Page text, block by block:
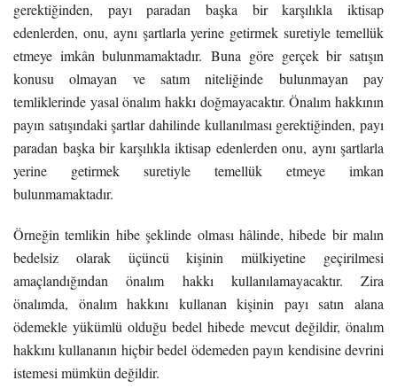
gerektiğinden, payı paradan başka bir karşılıkla iktisap
edenlerden, onu, aynı şartlarla yerine getirmek suretiyle temellük
etmeye imkân bulunmamaktadır. Buna göre gerçek bir satışın
konusu olmayan ve satım niteliğinde bulunmayan pay
temliklerinde yasal önalım hakkı doğmayacaktır. Önalım hakkının
payın satışındaki şartlar dahilinde kullanılması gerektiğinden, payı
paradan başka bir karşılıkla iktisap edenlerden onu, aynı şartlarla
yerine getirmek suretiyle temellük etmeye imkan
bulunmamaktadır.
Örneğin temlikin hibe şeklinde olması hâlinde, hibede bir malın
bedelsiz olarak üçüncü kişinin mülkiyetine geçirilmesi
amaçlandığından önalım hakkı kullanılamayacaktır. Zira
önalımda, önalım hakkını kullanan kişinin payı satın alana
ödemekle yükümlü olduğu bedel hibede mevcut değildir, önalım
hakkını kullananın hiçbir bedel ödemeden payın kendisine devrini
istemesi mümkün değildir.